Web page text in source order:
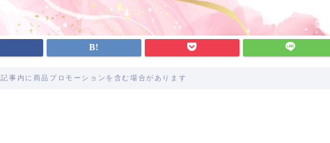
記事内に商品プロモーションを含む場合があります